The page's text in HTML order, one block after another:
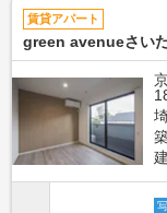
賃貸アパート
green avenueさい